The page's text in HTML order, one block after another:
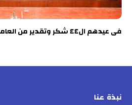
فى عيدهم ال٤٤ شكر وتقدير من العاملين بإذاعة وسط الدلتا
نبذة عنا